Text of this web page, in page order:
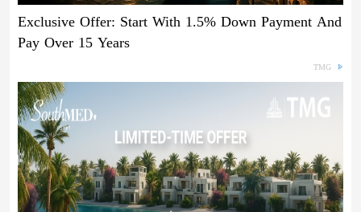
Exclusive Offer: Start With 1.5% Down Payment And
Pay Over 15 Years
TMG